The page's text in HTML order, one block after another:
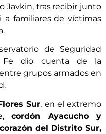
Javkin, tras recibir junto
a familiares de víctimas
de Seguridad
Fe dio cuenta de la
grupos armados en
Sur, en el extremo
cordón Ayacucho y
del Distrito Sur,